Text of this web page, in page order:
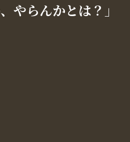
、やらんかとは？